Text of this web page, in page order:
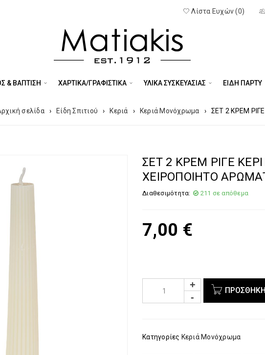
Λίστα Ευχών (0)
& ΒΑΠΤΙΣΗ ΧΑΡΤΙΚΑ/ΓΡΑΦΙΣΤΙΚΑ ΥΛΙΚΑ ΣΥΣΚΕΥΑΣΙΑΣ ΕΊΔΗ ΠΆΡΤΥ
σελίδα › Είδη Σπιτιού › Κεριά › Κεριά Μονόχρωμα › ΣΕΤ 2 ΚΡΕΜ
ΣΕΤ 2 ΚΡΕΜ ΡΙΓΕ
ΧΕΙΡΟΠΟΙΗΤΟ
Διαθεσιμότητα: 211 σε απόθεμα
7,00 €
Κατηγορίες Κεριά Μονόχρωμα